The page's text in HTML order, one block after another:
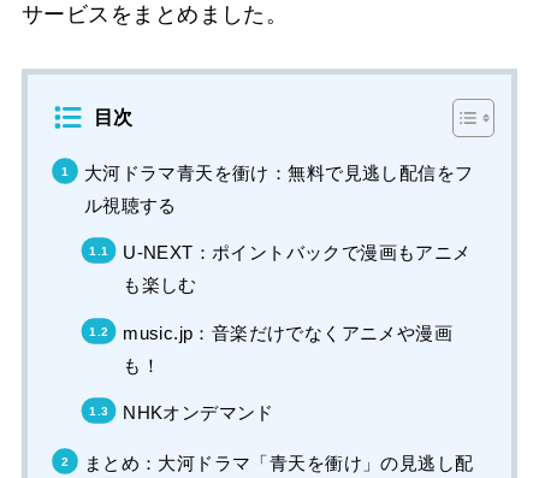
サービスをまとめました。
目次
大河ドラマ青天を衝け：無料で見逃し配信をフ
ル視聴する
U-NEXT：ポイントバックで漫画もアニメ
も楽しむ
music.jp：音楽だけでなくアニメや漫画
も！
NHKオンデマンド
まとめ：大河ドラマ「青天を衝け」の見逃し配